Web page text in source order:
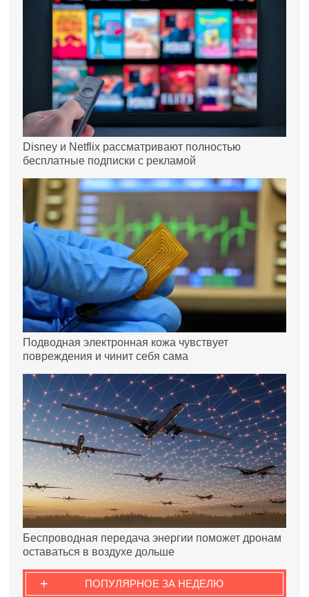
Disney и Netflix рассматривают полностью
бесплатные подписки с рекламой
Подводная электронная кожа чувствует
повреждения и чинит себя сама
Беспроводная передача энергии поможет дронам
оставаться в воздухе дольше
ПОПУЛЯРНОЕ ЗА НЕДЕЛЮ
+